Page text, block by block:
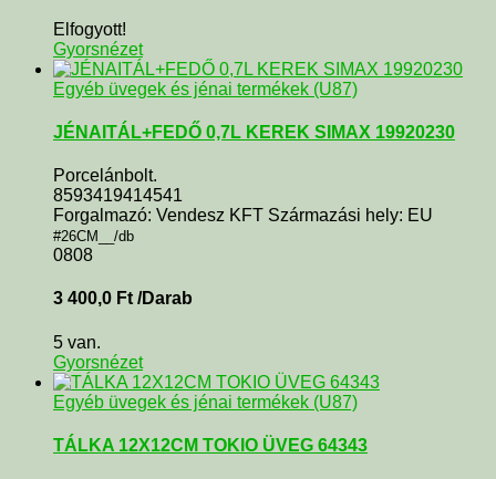
Elfogyott!
Gyorsnézet
Egyéb üvegek és jénai termékek (U87)
JÉNAITÁL+FEDŐ 0,7L KEREK SIMAX 19920230
Porcelánbolt.
8593419414541
Forgalmazó: Vendesz KFT Származási hely: EU
#26CM__/db
0808
3 400,0 Ft /Darab
5 van.
Gyorsnézet
Egyéb üvegek és jénai termékek (U87)
TÁLKA 12X12CM TOKIO ÜVEG 64343